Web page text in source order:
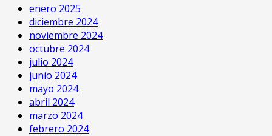
enero 2025
diciembre 2024
noviembre 2024
octubre 2024
julio 2024
junio 2024
mayo 2024
abril 2024
marzo 2024
febrero 2024